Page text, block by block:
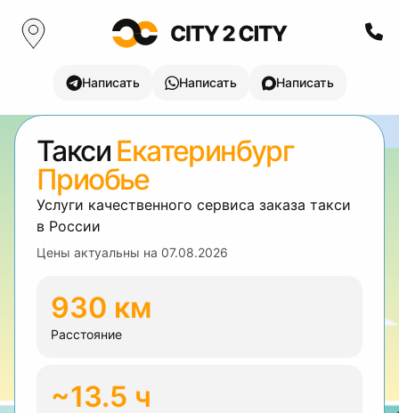
Написать Написать Написать
Такси Екатеринбург
Приобье
Услуги качественного сервиса заказа такси
в России
Цены актуальны на 07.08.2026
930 км
Расстояние
~13.5 ч